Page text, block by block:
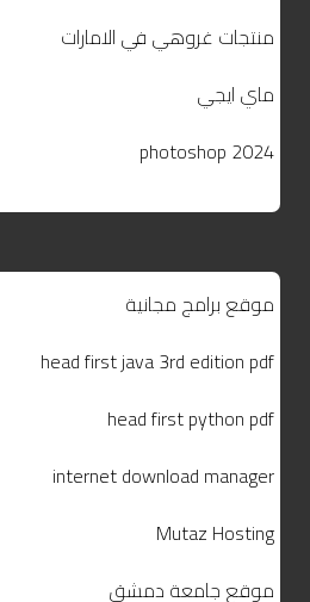
منتجات غروهي في الامارات
ماي ايجي
photoshop 2024
موقع برامج مجانية
head first java 3rd edition pdf
head first python pdf
internet download manager
Mutaz Hosting
موقع جامعة دمشق